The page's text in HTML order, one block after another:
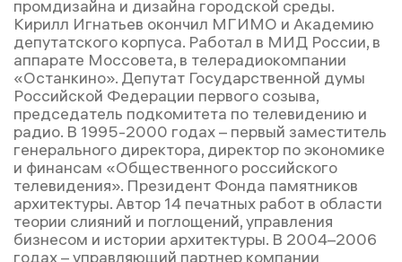
промдизайна и дизайна городской среды.
Кирилл Игнатьев окончил МГИМО и Академию
депутатского корпуса. Работал в МИД России, в
аппарате Моссовета, в телерадиокомпании
«Останкино». Депутат Государственной думы
Российской Федерации первого созыва,
председатель подкомитета по телевидению и
радио. В 1995-2000 годах – первый заместитель
генерального директора, директор по экономике
и финансам «Общественного российского
телевидения». Президент Фонда памятников
архитектуры. Автор 14 печатных работ в области
теории слияний и поглощений, управления
бизнесом и истории архитектуры. В 2004–2006
годах – управляющий партнер компании